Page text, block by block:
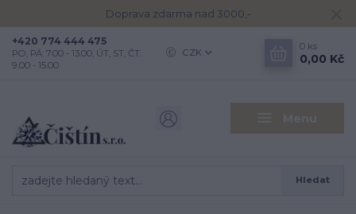
Doprava zdarma nad 3000,-
Menu
CZK
Hledat
+420 774 444 475
PO, PÁ: 7.00 - 13.00, ÚT, ST, ČT:
9.00 - 15.00
0 ks
0,00 Kč